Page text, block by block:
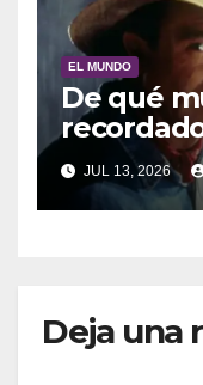
EL MUNDO
De qué
Jurassic
JUL 13, 2026
Deja una